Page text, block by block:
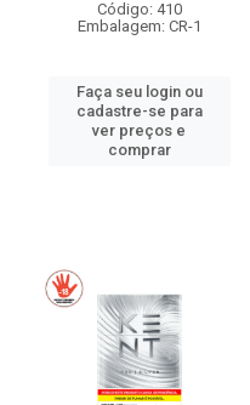
Código: 410
Embalagem: CR-1
Faça seu login ou
cadastre-se para
ver preços e
comprar